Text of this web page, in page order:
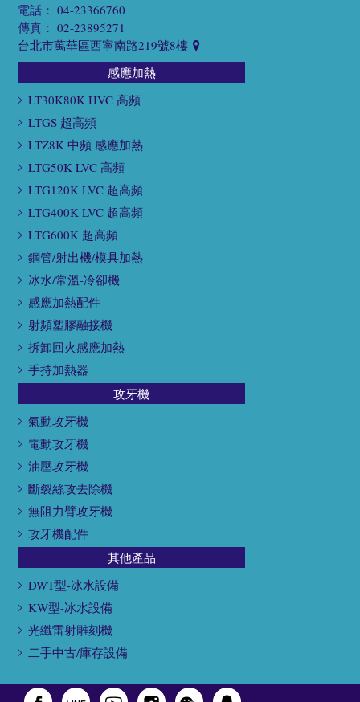
電話：04-23366760
傳真：02-23895271
台北市萬華區西寧南路219號8樓
感應加熱
LT30K80K HVC 高頻
LTGS 超高頻
LTZ8K 中頻 感應加熱
LTG50K LVC 高頻
LTG120K LVC 超高頻
LTG400K LVC 超高頻
LTG600K 超高頻
鋼管/射出機/模具加熱
冰水/常溫-冷卻機
感應加熱配件
射頻塑膠融接機
拆卸回火感應加熱
手持加熱器
攻牙機
氣動攻牙機
電動攻牙機
油壓攻牙機
斷裂絲攻去除機
無阻力臂攻牙機
攻牙機配件
其他產品
DWT型-冰水設備
KW型-冰水設備
光纖雷射雕刻機
二手中古/庫存設備